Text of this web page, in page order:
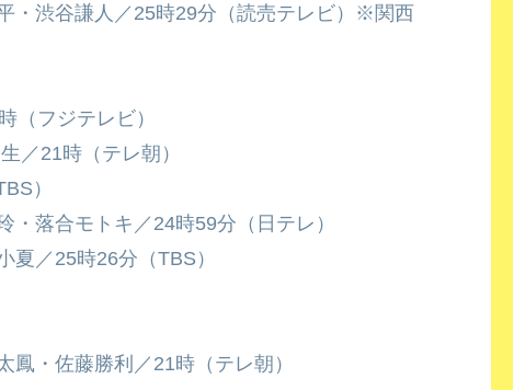
・渋谷謙人／25時29分（読売テレビ）※関西
（フジテレビ）
／21時（テレ朝）
）
・落合モトキ／24時59分（日テレ）
夏／25時26分（TBS）
鳳・佐藤勝利／21時（テレ朝）